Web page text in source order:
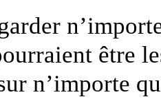
être
n’importe